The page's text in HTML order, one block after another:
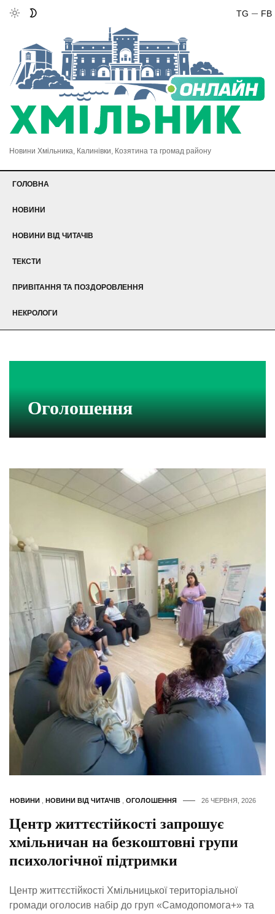
FB
TG
Новини Хмільника, Калинівки, Козятина та громад району
ГОЛОВНА
НОВИНИ
НОВИНИ ВІД ЧИТАЧІВ
ТЕКСТИ
ПРИВІТАННЯ ТА ПОЗДОРОВЛЕННЯ
НЕКРОЛОГИ
Оголошення
НОВИНИ НОВИНИ ВІД ЧИТАЧІВ ОГОЛОШЕННЯ 26 ЧЕРВНЯ, 2026
Центр життєстійкості запрошує
хмільничан на безкоштовні групи
психологічної підтримки
Центр життєстійкості Хмільницької територіальної
громади оголосив набір до груп «Самодопомога+» та